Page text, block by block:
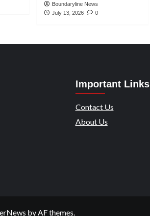
Boundaryline News
July 13, 2026
0
Important Links
Contact Us
About Us
by AF themes.